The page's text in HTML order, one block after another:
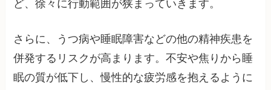
ど、徐々に行動範囲が狭まっていきます。
さらに、うつ病や睡眠障害などの他の精神疾患を
併発するリスクが高まります。不安や焦りから睡
眠の質が低下し、慢性的な疲労感を抱えるように